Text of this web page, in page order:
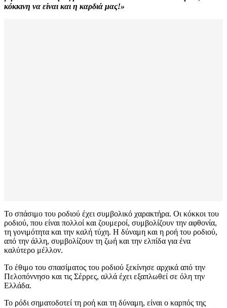
κόκκινη να είναι και η καρδιά μας!»
Το σπάσιμο του ροδιού έχει συμβολικό χαρακτήρα. Οι κόκκοι του
ροδιού, που είναι πολλοί και ζουμεροί, συμβολίζουν την αφθονία,
τη γονιμότητα και την καλή τύχη. Η δύναμη και η ροή του ροδιού,
από την άλλη, συμβολίζουν τη ζωή και την ελπίδα για ένα
καλύτερο μέλλον.
Το έθιμο του σπασίματος του ροδιού ξεκίνησε αρχικά από την
Πελοπόννησο και τις Σέρρες, αλλά έχει εξαπλωθεί σε όλη την
Ελλάδα.
Το ρόδι σηματοδοτεί τη ροή και τη δύναμη, είναι ο καρπός της